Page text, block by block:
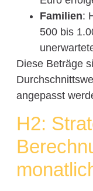
Familien:
500 bis
Diese Beträge
angepasst
H2: